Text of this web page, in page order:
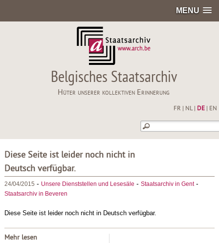
MENU
Belgisches Staatsarchiv
Hüter unserer kollektiven Erinnerung
FR NL| DE| EN
Diese Seite ist leider noch nicht in
Deutsch verfügbar.
24/04/2015 - Unsere Dienststellen und Lesesäle - Staatsarchiv in Gent-
Staatsarchiv in Beveren
Diese Seite ist leider noch nicht in Deutsch verfügbar.
Mehr lesen